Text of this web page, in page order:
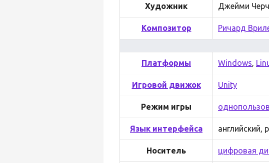
Художник Джейми
Композитор
Ричард
Платформы
Windows,
Игровой движок Unity
Режим игры
Язык интерфейса английский,
Носитель цифровая